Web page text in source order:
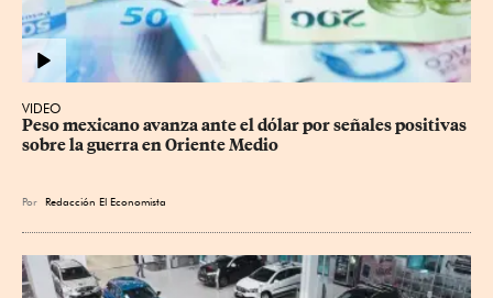
VIDEO
Peso mexicano avanza ante el dólar por señales positivas
sobre la guerra en Oriente Medio
Por Redacción El Economista